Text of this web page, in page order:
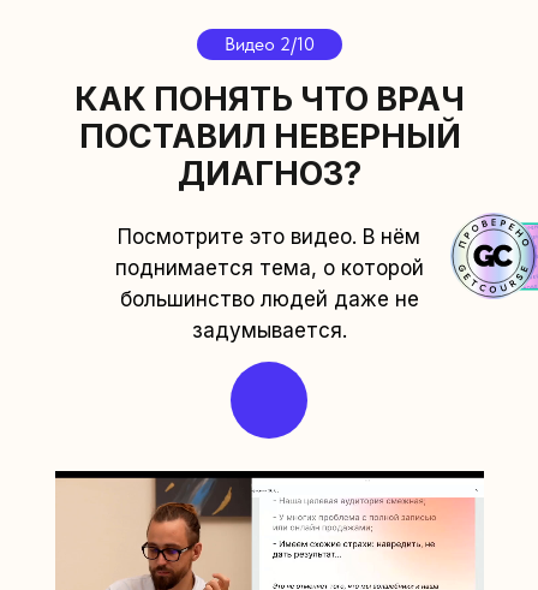
Посмотрите это видео. В нём
поднимается тема, о которой
большинство людей даже не
задумывается.
КАК ПОНЯТЬ ЧТО ВРАЧ
ПОСТАВИЛ НЕВЕРНЫЙ
ДИАГНОЗ?
Видео 2/10